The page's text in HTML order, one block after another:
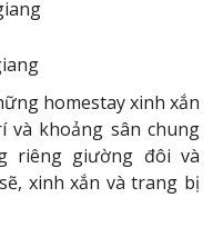
homestay xinh xắn
và khoảng sân chung
riêng giường đôi và
xinh xắn và trang bị